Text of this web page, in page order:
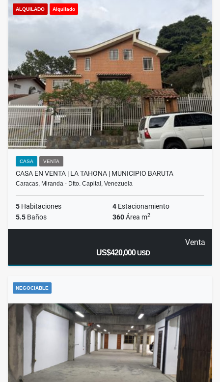
ALQUILADO Alquilado
CASA VENTA
CASA EN VENTA | LA TAHONA | MUNICIPIO BARUTA
Caracas, Miranda - Dtto. Capital, Venezuela
5 Habitaciones 4 Estacionamiento
5.5 Baños 360Área m2
Venta
US$420,000USD
NEGOCIABLE